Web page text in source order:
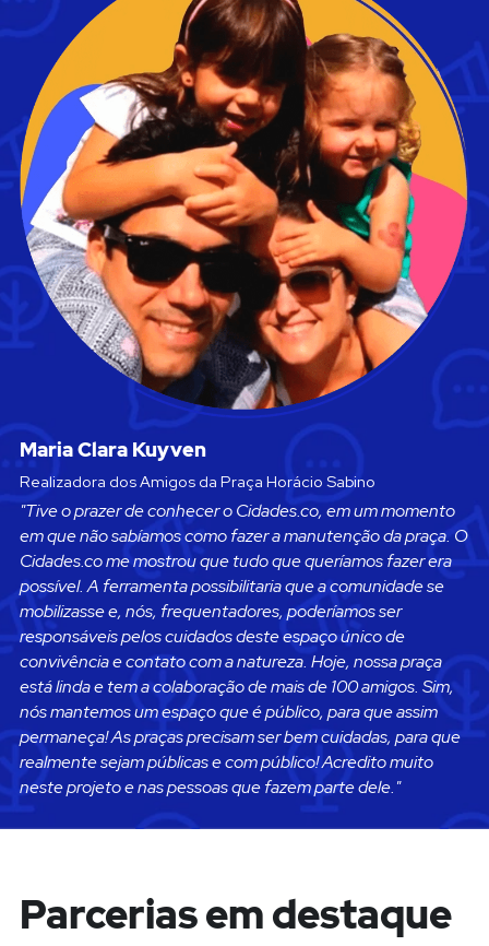
Maria Clara Kuyven
Realizadora dos Amigos da Praça Horácio Sabino
"Tive o prazer de conhecer o Cidades.co, em um momento
em que não sabíamos como fazer a manutenção da praça. O
Cidades.co me mostrou que tudo que queríamos fazer era
possível. A ferramenta possibilitaria que a comunidade se
mobilizasse e, nós, frequentadores, poderíamos ser
responsáveis pelos cuidados deste espaço único de
convivência e contato com a natureza. Hoje, nossa praça
está linda e tem a colaboração de mais de 100 amigos. Sim,
nós mantemos um espaço que é público, para que assim
permaneça! As praças precisam ser bem cuidadas, para que
realmente sejam públicas e com público! Acredito muito
neste projeto e nas pessoas que fazem parte dele."
Parcerias em destaque